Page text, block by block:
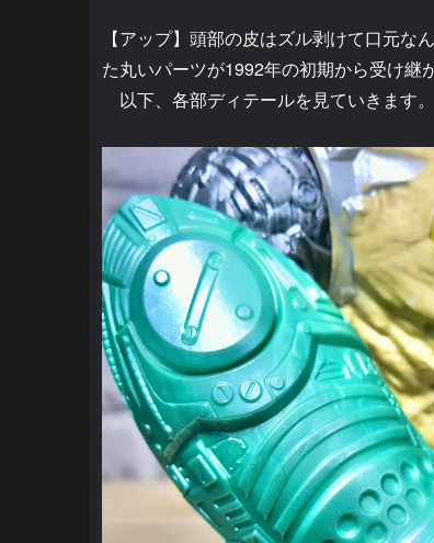
【アップ】頭部の皮はズル剥けて口元
た丸いパーツが1992年の初期から受け継
以下、各部ディテールを見ていきます。